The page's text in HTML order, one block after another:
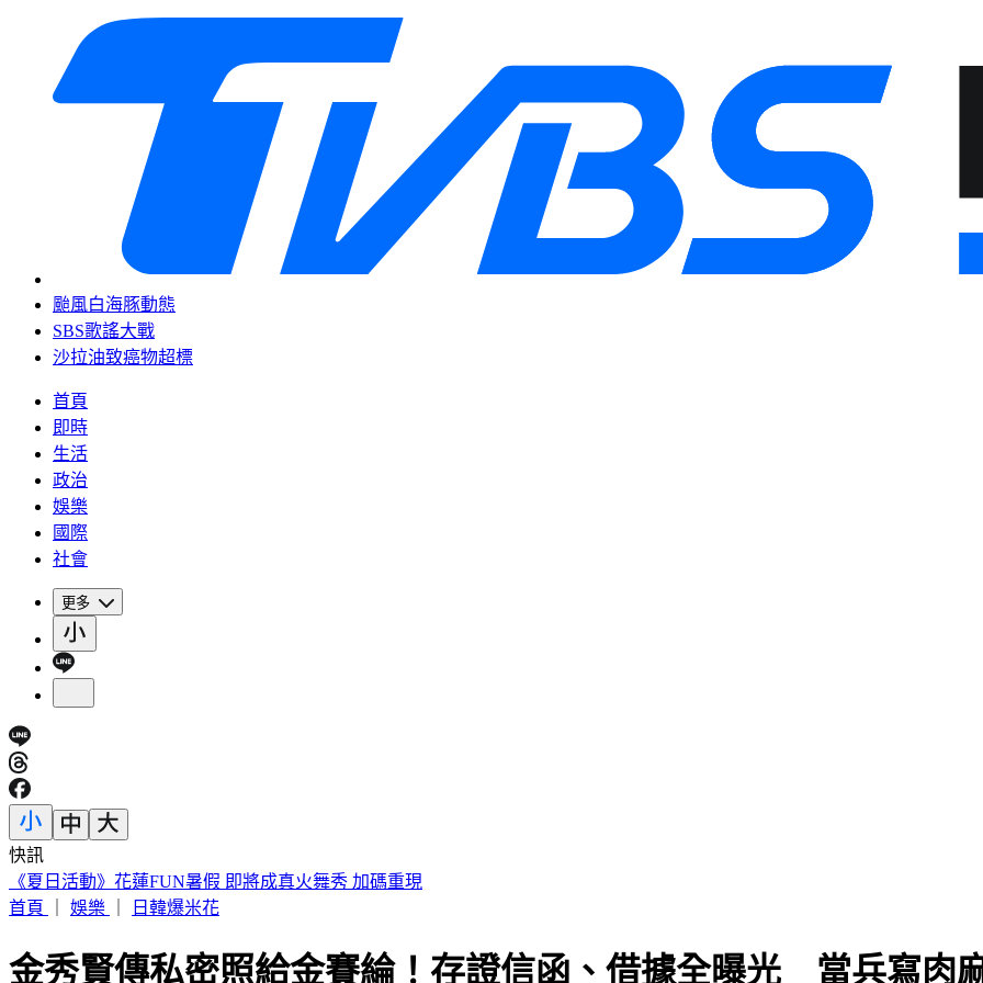
颱風白海豚動態
SBS歌謠大戰
沙拉油致癌物超標
首頁
即時
生活
政治
娛樂
國際
社會
更多
快訊
188萬《龍藏經》賣掉了！大戶不甩7折 店員爆「付現買原價」
首頁
娛樂 日韓爆米花
金秀賢傳私密照給金賽綸！存證信函、借據全曝光 當兵寫肉